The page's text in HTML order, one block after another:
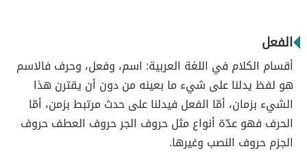
الفعل
أقسام الكلام في اللغة العربية: اسم، وفعل، وحرف فالاسم
هو لفظ يدلنا على شيء ما بعينه من دون أن يقترن هذا
الشيء بزمان، أمّا الفعل فيدلنا على حدث مرتبط بزمن، أمّا
الحرف فهو عدّة أنواع مثل حروف الجر حروف العطف حروف
الجزم حروف النصب وغيرها.